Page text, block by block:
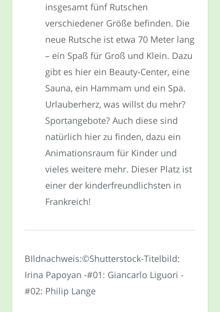
insgesamt fünf Rutschen
verschiedener Größe befinden. Die
neue Rutsche ist etwa 70 Meter lang
– ein Spaß für Groß und Klein. Dazu
gibt es hier ein Beauty-Center, eine
Sauna, ein Hammam und ein Spa.
Urlauberherz, was willst du mehr?
Sportangebote? Auch diese sind
natürlich hier zu finden, dazu ein
Animationsraum für Kinder und
vieles weitere mehr. Dieser Platz ist
einer der kinderfreundlichsten in
Frankreich!
BIldnachweis:©Shutterstock-Titelbild:
Irina Papoyan -#01: Giancarlo Liguori -
#02: Philip Lange